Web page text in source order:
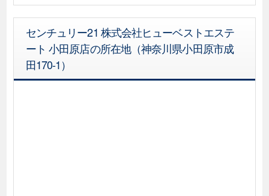
センチュリー21 株式会社ヒューベストエステ
ート 小田原店の所在地（神奈川県小田原市成
田170-1）